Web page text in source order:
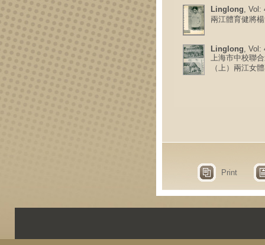
Linglong, Vol:
兩江體育健將
Linglong, Vol:
上海市中校聯
（上）兩江女
Print